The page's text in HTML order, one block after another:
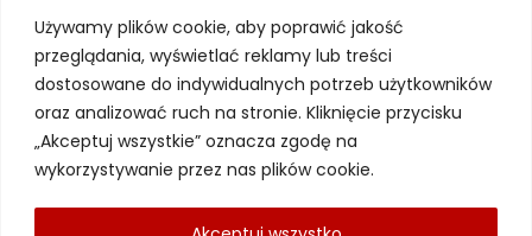
Używamy plików cookie, aby poprawić jakość
przeglądania, wyświetlać reklamy lub treści
dostosowane do indywidualnych potrzeb użytkowników
oraz analizować ruch na stronie. Kliknięcie przycisku
„Akceptuj wszystkie” oznacza zgodę na
wykorzystywanie przez nas plików cookie.
Zobacz wszystko
Oferta